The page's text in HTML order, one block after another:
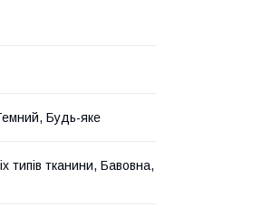
Будь-яке
типів тканини, Бавовна,